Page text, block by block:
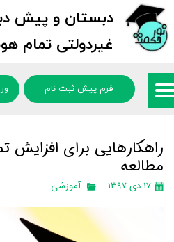
دبستان و پیش
غیردولتی تمام
فرم پیش ثبت نام
راهکارهایی برای افزایش
مطالعه
۱۷ دی ۱۳۹۷ آموزشی